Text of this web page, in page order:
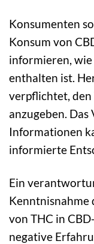
Konsumenten
Konsum von
informieren,
enthalten ist.
verpflichtet, den
anzugeben.
Informationen
informierte
Ein
Kenntnisnahme
von THC in
negative